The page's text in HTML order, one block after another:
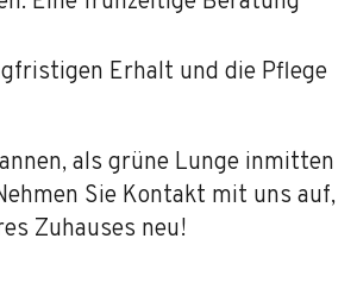
Erhalt und die Pflege
als grüne Lunge inmitten
Sie Kontakt mit uns auf,
Zuhauses neu!